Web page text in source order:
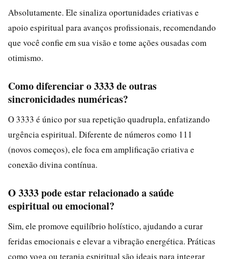
Absolutamente. Ele sinaliza oportunidades criativas e
apoio espiritual para avanços profissionais, recomendando
que você confie em sua visão e tome ações ousadas com
otimismo.
Como diferenciar o 3333 de outras
sincronicidades numéricas?
O 3333 é único por sua repetição quadrupla, enfatizando
urgência espiritual. Diferente de números como 111
(novos começos), ele foca em amplificação criativa e
conexão divina contínua.
O 3333 pode estar relacionado a saúde
espiritual ou emocional?
Sim, ele promove equilíbrio holístico, ajudando a curar
feridas emocionais e elevar a vibração energética. Práticas
como yoga ou terapia espiritual são ideais para integrar